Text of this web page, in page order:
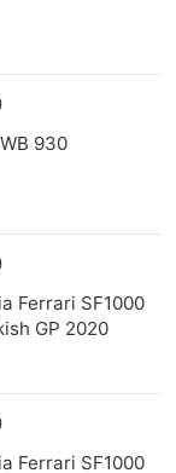
930
Ferrari SF1000
GP 2020
Ferrari SF1000